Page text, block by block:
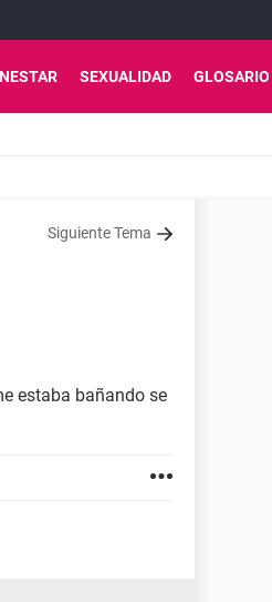
SEXUALIDAD GLOSARIO
Siguiente Tema
estaba bañando se